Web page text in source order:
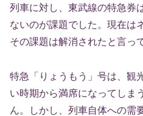
列車に対し、東武線の特急券
ないのが課題でした。現在は
その課題は解消されたと言っ
特急「りょうもう」号は、観
い時期から満席になってしま
ん。しかし、列車自体への需